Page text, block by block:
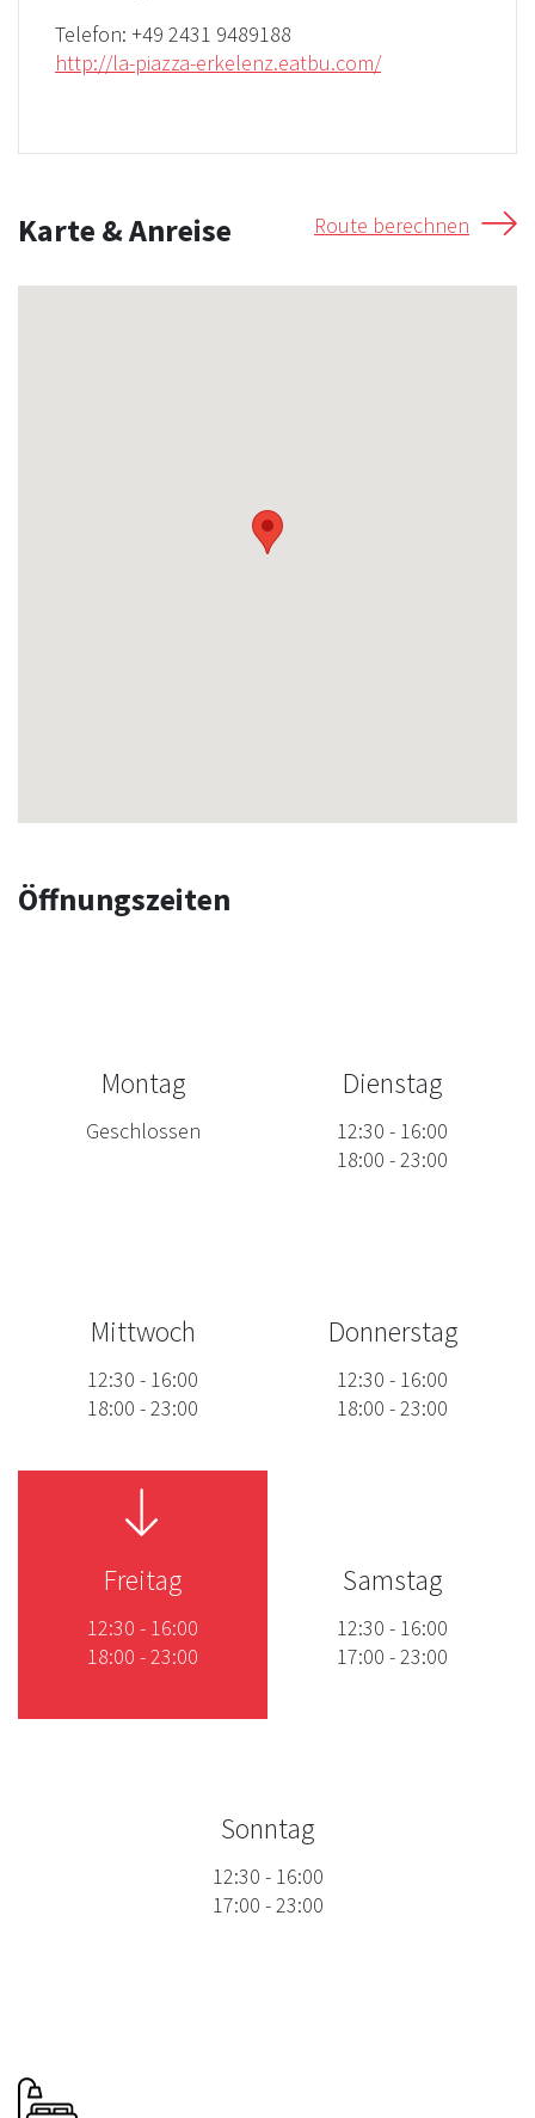
Telefon: +49 2431 9489188
http://la-piazza-erkelenz.eatbu.com/
Karte & Anreise Route berechnen
Öffnungszeiten
Montag
Geschlossen
Dienstag
12:30 - 16:00
18:00 -23:00
Mittwoch
12:30 - 16:00
18:00 -23:00
Donnerstag
12:30 - 16:00
18:00 -23:00
Freitag
12:30 - 16:00
18:00 -23:00
Samstag
12:30 - 16:00
17:00 -23:00
Sonntag
12:30 - 16:00
17:00 -23:00